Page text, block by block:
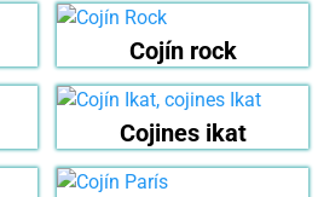
Cojín rock
Cojines ikat